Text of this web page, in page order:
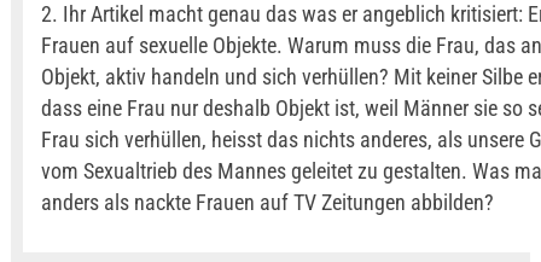
2. Ihr Artikel macht genau das was er angeblich kritisiert:
Frauen auf sexuelle Objekte. Warum muss die Frau, das
Objekt, aktiv handeln und sich verhüllen? Mit keiner Silbe
dass eine Frau nur deshalb Objekt ist, weil Männer sie so
Frau sich verhüllen, heisst das nichts anderes, als unsere
vom Sexualtrieb des Mannes geleitet zu gestalten. Was
anders als nackte Frauen auf TV Zeitungen abbilden?